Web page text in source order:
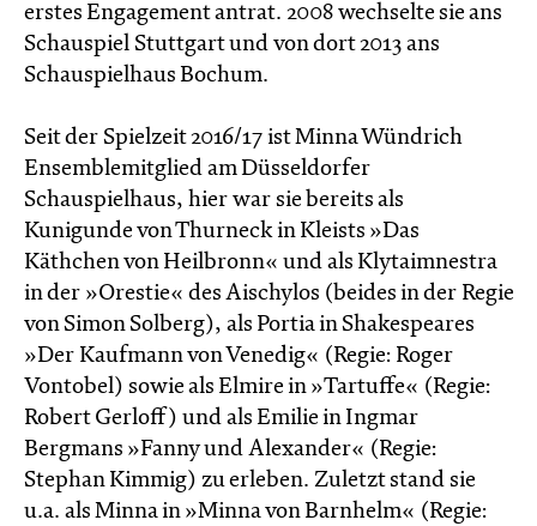
erstes Engagement antrat. 2008 wechselte sie ans
Schauspiel Stuttgart und von dort 2013 ans
Schauspielhaus Bochum.
Seit der Spielzeit 2016/17 ist Minna Wündrich
Ensemblemitglied am Düsseldorfer
Schauspielhaus, hier war sie bereits als
Kunigunde von Thurneck in Kleists »Das
Käthchen von Heilbronn« und als Klytaimnestra
in der »Orestie« des Aischylos (beides in der Regie
von Simon Solberg), als Portia in Shakespeares
»Der Kaufmann von Venedig« (Regie: Roger
Vontobel) sowie als Elmire in »Tartuffe« (Regie:
Robert Gerloff) und als Emilie in Ingmar
Bergmans »Fanny und Alexander« (Regie:
Stephan Kimmig) zu erleben. Zuletzt stand sie
u.a. als Minna in »Minna von Barnhelm« (Regie: